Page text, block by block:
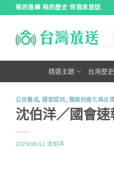
咱的島嶼 咱的歷史 你我來放送
精選主題 台灣歷史
公民養成, 國家認同, 獨裁的進化與反
沈伯洋／國會
2025/06/12 沈伯洋